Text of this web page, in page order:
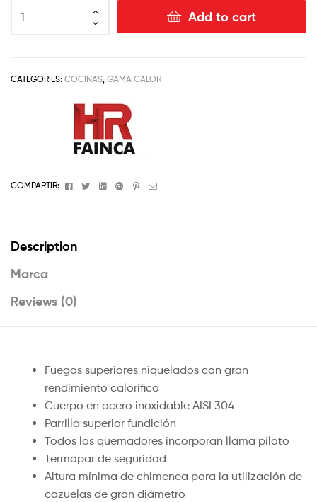
Add to cart
CATEGORIES: COCINAS GAMA CALOR
COMPARTIR: FacebookTwitterLinkedinGoogle+Pinterest
Email
Description
Marca
Reviews (0)
Fuegos superiores niquelados con gran
rendimiento calorífico
Cuerpo en acero inoxidable AISI 304
Parrilla superior fundición
Todos los quemadores incorporan llama piloto
Termopar de seguridad
Altura mínima de chimenea para la utilización de
cazuelas de gran diámetro